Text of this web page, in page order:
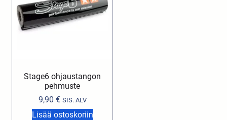
Stage6 ohjaustangon
pehmuste
9,90 € SIS. ALV
Lisää ostoskoriin